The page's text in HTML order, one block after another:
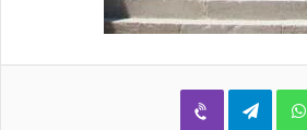
WhatsApp
Telegram
Viber